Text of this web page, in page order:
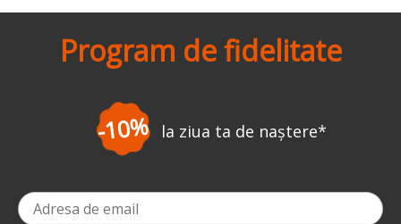
Program de fidelitate
-10% la ziua ta de naștere*